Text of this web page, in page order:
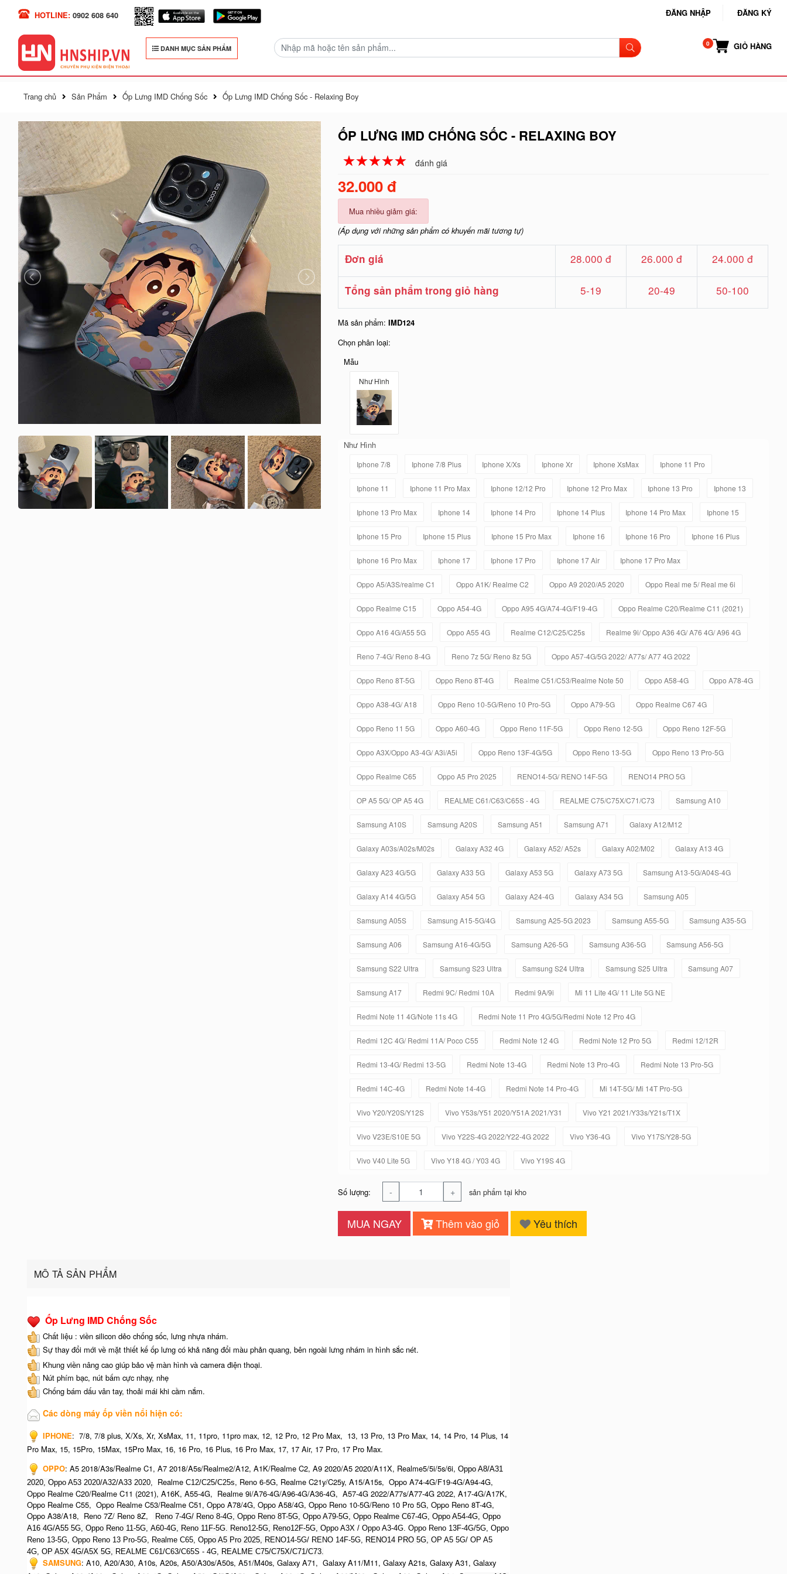
HOTLINE: 0902 608 640 ĐĂNG NHẬP ĐĂNG KÝ
DANH MỤC SẢN PHẨM GIỎ HÀNG
Trang chủ Sản Phẩm Ốp Lưng IMD Chống Sốc Ốp Lưng IMD Chống Sốc - Relaxing Boy
ỐP LƯNG IMD CHỐNG SỐC - RELAXING BOY
☆☆☆☆☆
★★★★★ đánh giá
32.000 đ
Mua nhiều giảm giá:
(Áp dụng với những sản phẩm có khuyến mãi tương tự)
Đơn giá 28.000 đ 26.000 đ 24.000 đ
Tổng sản phẩm trong giỏ hàng 5-19 20-49 50-100
Mã sản phẩm:IMD124
Chọn phân loại:
Mẫu
Như Hình
Như Hình
Iphone 7/8 Iphone 7/8 Plus Iphone X/Xs Iphone Xr Iphone XsMax Iphone 11 Pro
Iphone 11 Iphone 11 Pro Max Iphone 12/12 Pro Iphone 12 Pro Max Iphone 13 Pro Iphone 13
Iphone 13 Pro Max Iphone 14 Iphone 14 Pro Iphone 14 Plus Iphone 14 Pro Max Iphone 15
Iphone 15 Pro Iphone 15 Plus Iphone 15 Pro Max Iphone 16 Iphone 16 Pro Iphone 16 Plus
Iphone 16 Pro Max Iphone 17 Iphone 17 Pro Iphone 17 Air Iphone 17 Pro Max
Oppo A5/A3S/realme C1 Oppo A1K/ Realme C2 Oppo A9 2020/A5 2020 Oppo Real me 5/ Real me 6i
Oppo Realme C15 Oppo A54-4G Oppo A95 4G/A74-4G/F19-4G Oppo Realme C20/Realme C11 (2021)
Oppo A16 4G/A55 5G Oppo A55 4G Realme C12/C25/C25s Realme 9i/ Oppo A36 4G/ A76 4G/ A96 4G
Reno 7-4G/ Reno 8-4G Reno 7z 5G/ Reno 8z 5G Oppo A57-4G/5G 2022/ A77s/ A77 4G 2022
Oppo Reno 8T-5G Oppo Reno 8T-4G Realme C51/C53/Realme Note 50 Oppo A58-4G Oppo A78-4G
Oppo A38-4G/ A18 Oppo Reno 10-5G/Reno 10 Pro-5G Oppo A79-5G Oppo Realme C67 4G
Oppo Reno 11 5G Oppo A60-4G Oppo Reno 11F-5G Oppo Reno 12-5G Oppo Reno 12F-5G
Oppo A3X/Oppo A3-4G/ A3i/A5i Oppo Reno 13F-4G/5G Oppo Reno 13-5G Oppo Reno 13 Pro-5G
Oppo Realme C65 Oppo A5 Pro 2025 RENO14-5G/ RENO 14F-5G RENO14 PRO 5G
OP A5 5G/ OP A5 4G REALME C61/C63/C65S - 4G REALME C75/C75X/C71/C73 Samsung A10
Samsung A10S Samsung A20S Samsung A51 Samsung A71 Galaxy A12/M12
Galaxy A03s/A02s/M02s Galaxy A32 4G Galaxy A52/ A52s Galaxy A02/M02 Galaxy A13 4G
Galaxy A23 4G/5G Galaxy A33 5G Galaxy A53 5G Galaxy A73 5G Samsung A13-5G/A04S-4G
Galaxy A14 4G/5G Galaxy A54 5G Galaxy A24-4G Galaxy A34 5G Samsung A05
Samsung A05S Samsung A15-5G/4G Samsung A25-5G 2023 Samsung A55-5G Samsung A35-5G
Samsung A06 Samsung A16-4G/5G Samsung A26-5G Samsung A36-5G Samsung A56-5G
Samsung S22 Ultra Samsung S23 Ultra Samsung S24 Ultra Samsung S25 Ultra Samsung A07
Samsung A17 Redmi 9C/ Redmi 10A Redmi 9A/9i Mi 11 Lite 4G/ 11 Lite 5G NE
Redmi Note 11 4G/Note 11s 4G Redmi Note 11 Pro 4G/5G/Redmi Note 12 Pro 4G
Redmi 12C 4G/ Redmi 11A/ Poco C55 Redmi Note 12 4G Redmi Note 12 Pro 5G Redmi 12/12R
Redmi 13-4G/ Redmi 13-5G Redmi Note 13-4G Redmi Note 13 Pro-4G Redmi Note 13 Pro-5G
Redmi 14C-4G Redmi Note 14-4G Redmi Note 14 Pro-4G Mi 14T-5G/ Mi 14T Pro-5G
Vivo Y20/Y20S/Y12S Vivo Y53s/Y51 2020/Y51A 2021/Y31 Vivo Y21 2021/Y33s/Y21s/T1X
Vivo V23E/S10E 5G Vivo Y22S-4G 2022/Y22-4G 2022 Vivo Y36-4G Vivo Y17S/Y28-5G
Vivo V40 Lite 5G Vivo Y18 4G / Y03 4G Vivo Y19S 4G
Số lượng: - + sản phẩm tại kho
MUA NGAY Thêm vào giỏ Yêu thích
MÔ TẢ SẢN PHẨM
Ốp Lưng IMD Chống Sốc
Chất liệu : viền silicon dẻo chống sốc, lưng nhựa nhám.
Sự thay đổi mới về mặt thiết kế ốp lưng có khả năng đổi màu phản quang, bên ngoài lưng nhám in hình sắc nét.
Khung viền nâng cao giúp bảo vệ màn hình và camera điện thoại.
Nút phím bạc, nút bấm cực nhạy, nhẹ
Chống bám dấu vân tay, thoải mái khi cầm nắm.
Các dòng máy ốp viền nổi hiện có:
IPHONE: 7/8, 7/8 plus, X/Xs, Xr, XsMax, 11, 11pro, 11pro max, 12, 12 Pro, 12 Pro Max, 13, 13 Pro, 13 Pro Max, 14, 14 Pro, 14 Plus, 14
Pro Max, 15, 15Pro, 15Max, 15Pro Max, 16, 16 Pro, 16 Plus, 16 Pro Max, 17, 17 Air, 17 Pro, 17 Pro Max.
OPPO: A5 2018/A3s/Realme C1, A7 2018/A5s/Realme2/A12, A1K/Realme C2, A9 2020/A5 2020/A11X, Realme5/5i/5s/6i, Oppo A8/A31
2020, Oppo A53 2020/A32/A33 2020, Realme C12/C25/C25s, Reno 6-5G, Realme C21y/C25y, A15/A15s, Oppo A74-4G/F19-4G/A94-4G,
Oppo Realme C20/Realme C11 (2021), A16K, A55-4G, Realme 9i/A76-4G/A96-4G/A36-4G, A57-4G 2022/A77s/A77-4G 2022, A17-4G/A17K,
Oppo Realme C55, Oppo Realme C53/Realme C51, Oppo A78/4G, Oppo A58/4G, Oppo Reno 10-5G/Reno 10 Pro 5G, Oppo Reno 8T-4G,
Oppo A38/A18, Reno 7Z/ Reno 8Z,
Reno 7-4G/ Reno 8-4G, Oppo Reno 8T-5G, Oppo A79-5G, Oppo Realme C67-4G, Oppo A54-4G, Oppo
A16 4G/A55 5G, Oppo Reno 11-5G, A60-4G, Reno 11F-5G. Reno12-5G, Reno12F-5G, Oppo A3X / Oppo A3-4G. Oppo Reno 13F-4G/5G, Oppo
Reno 13-5G, Oppo Reno 13 Pro-5G, Realme C65, Oppo A5 Pro 2025, RENO14-5G/ RENO 14F-5G, RENO14 PRO 5G, OP A5 5G/ OP A5
4G, OP A5X 4G/A5X 5G, REALME C61/C63/C65S - 4G, REALME C75/C75X/C71/C73.
SAMSUNG: A10, A20/A30, A10s, A20s, A50/A30s/A50s, A51/M40s, Galaxy A71, Galaxy A11/M11, Galaxy A21s, Galaxy A31, Galaxy